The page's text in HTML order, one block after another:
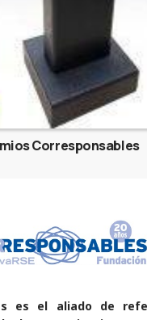
Corresponsables
es el aliado de